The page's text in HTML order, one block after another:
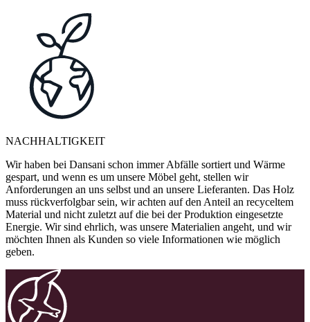
NACHHALTIGKEIT
Wir haben bei Dansani schon immer Abfälle sortiert und Wärme
gespart, und wenn es um unsere Möbel geht, stellen wir
Anforderungen an uns selbst und an unsere Lieferanten. Das Holz
muss rückverfolgbar sein, wir achten auf den Anteil an recyceltem
Material und nicht zuletzt auf die bei der Produktion eingesetzte
Energie. Wir sind ehrlich, was unsere Materialien angeht, und wir
möchten Ihnen als Kunden so viele Informationen wie möglich
geben.